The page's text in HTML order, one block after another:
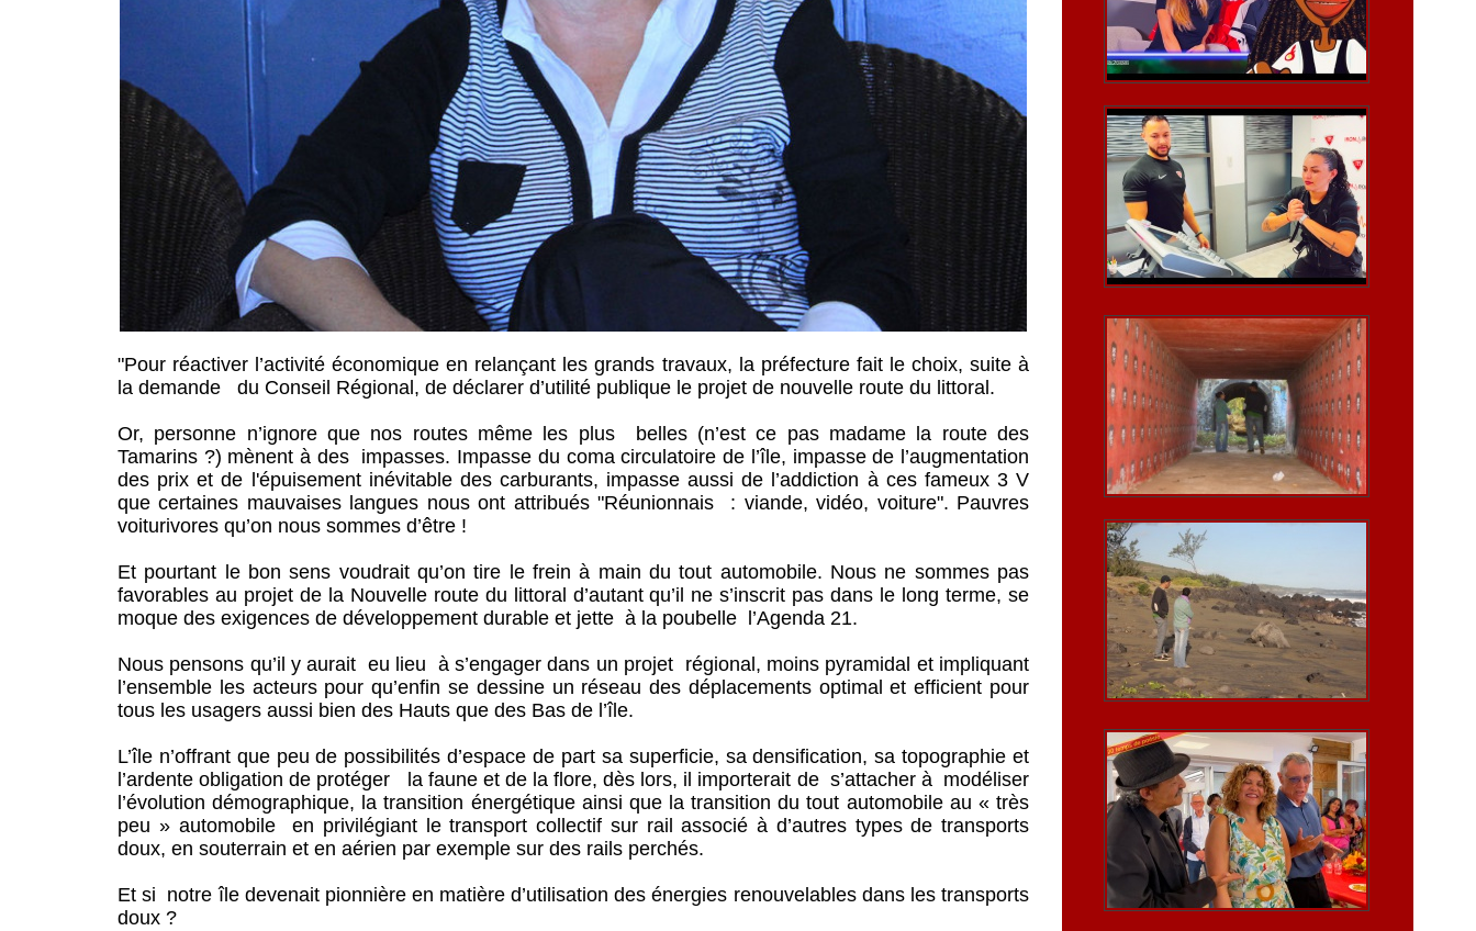
"Pour réactiver l’activité économique en relançant les grands travaux, la préfecture fait le choix, suite à
la demande du Conseil Régional, de déclarer d’utilité publique le projet de nouvelle route du littoral.
Or, personne n’ignore que nos routes même les plus belles (n’est ce pas madame la route des
Tamarins ?) mènent à des impasses. Impasse du coma circulatoire de l’île, impasse de l’augmentation
des prix et de l'épuisement inévitable des carburants, impasse aussi de l’addiction à ces fameux 3 V
que certaines mauvaises langues nous ont attribués "Réunionnais : viande, vidéo, voiture". Pauvres
voiturivores qu’on nous sommes d’être !
Et pourtant le bon sens voudrait qu’on tire le frein à main du tout automobile. Nous ne sommes pas
favorables au projet de la Nouvelle route du littoral d’autant qu’il ne s’inscrit pas dans le long terme, se
moque des exigences de développement durable et jette à la poubelle l’Agenda 21.
Nous pensons qu’il y aurait eu lieu à s’engager dans un projet régional, moins pyramidal et impliquant
l’ensemble les acteurs pour qu’enfin se dessine un réseau des déplacements optimal et efficient pour
tous les usagers aussi bien des Hauts que des Bas de l’île.
L’île n’offrant que peu de possibilités d’espace de part sa superficie, sa densification, sa topographie et
l’ardente obligation de protéger la faune et de la flore, dès lors, il importerait de s’attacher à modéliser
l’évolution démographique, la transition énergétique ainsi que la transition du tout automobile au « très
peu » automobile en privilégiant le transport collectif sur rail associé à d’autres types de transports
doux, en souterrain et en aérien par exemple sur des rails perchés.
Et si notre île devenait pionnière en matière d’utilisation des énergies renouvelables dans les transports
doux ?